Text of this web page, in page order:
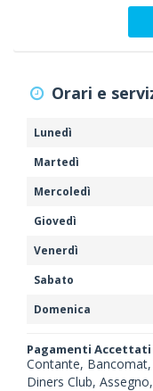
Orari e
Lunedì
Martedì
Mercoledì
Giovedì
Venerdì
Sabato
Domenica
Pagamenti Accettati
Contante,
Diners Club,